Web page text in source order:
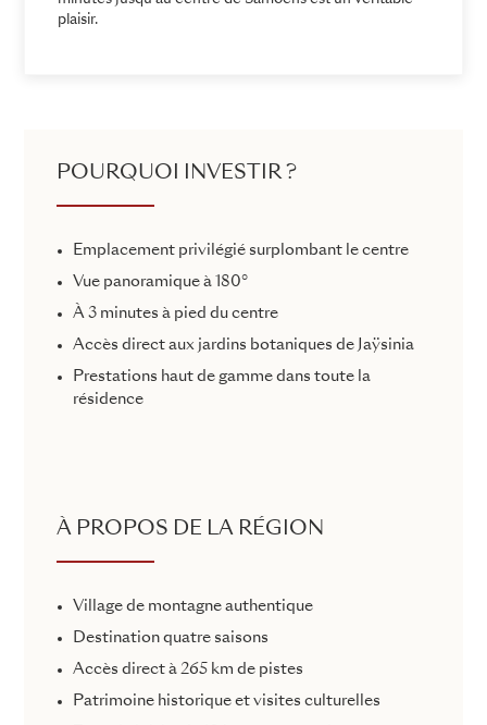
plaisir.
POURQUOI INVESTIR ?
Emplacement privilégié surplombant le centre
Vue panoramique à 180°
À 3 minutes à pied du centre
Accès direct aux jardins botaniques de Jaÿsinia
Prestations haut de gamme dans toute la
résidence
À PROPOS DE LA RÉGION
Village de montagne authentique
Destination quatre saisons
Accès direct à 265 km de pistes
Patrimoine historique et visites culturelles